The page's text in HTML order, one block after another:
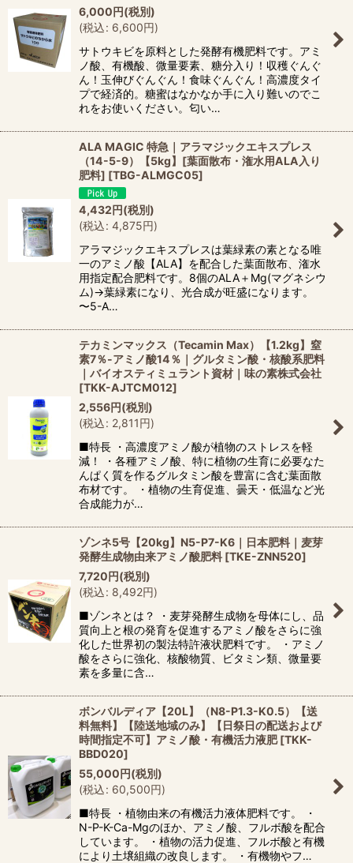
6,000円(税別)
(税込: 6,600円)
サトウキビを原料とした発酵有機肥料です。アミ
ノ酸、有機酸、微量要素、糖分入り！収穫ぐんぐ
ん！玉伸びぐんぐん！食味ぐんぐん！高濃度タイ
プで経済的。糖蜜はなかなか手に入り難いのでこ
れをお使いください。匂い…
ALA MAGIC 特急｜アラマジックエキスプレス
（14-5-9）【5kg】[葉面散布・潅水用ALA入り
肥料] [TBG-ALMGC05]
4,432円(税別)
(税込: 4,875円)
アラマジックエキスプレスは葉緑素の素となる唯
一のアミノ酸【ALA】を配合した葉面散布、潅水
用指定配合肥料です。8個のALA＋Mg(マグネシウ
ム)→葉緑素になり、光合成が旺盛になります。
〜5-A…
テカミンマックス（Tecamin Max）【1.2kg】窒
素7％-アミノ酸14％｜グルタミン酸・核酸系肥料
｜バイオスティミュラント資材｜味の素株式会社
[TKK-AJTCM012]
2,556円(税別)
(税込: 2,811円)
■特長 ・高濃度アミノ酸が植物のストレスを軽
減！ ・各種アミノ酸、特に植物の生育に必要なた
んぱく質を作るグルタミン酸を豊富に含む葉面散
布材です。 ・植物の生育促進、曇天・低温など光
合成能力が…
ゾンネ5号【20kg】N5-P7-K6｜日本肥料｜麦芽
発酵生成物由来アミノ酸肥料 [TKE-ZNN520]
7,720円(税別)
(税込: 8,492円)
■ゾンネとは？ ・麦芽発酵生成物を母体にし、品
質向上と根の発育を促進するアミノ酸をさらに強
化した世界初の製法特許液状肥料です。 ・アミノ
酸をさらに強化、核酸物質、ビタミン類、微量要
素を多量に含…
ボンバルディア【20L】（N8-P1.3-K0.5）【送
料無料】【陸送地域のみ】【日祭日の配送および
時間指定不可】アミノ酸・有機活力液肥 [TKK-
BBD020]
55,000円(税別)
(税込: 60,500円)
■特長 ・植物由来の有機活力液体肥料です。 ・
N-P-K-Ca-Mgのほか、アミノ酸、フルボ酸を配合
しています。 ・植物の活力促進、フルボ酸と有機
により土壌組織の改良します。 ・有機物やフ…